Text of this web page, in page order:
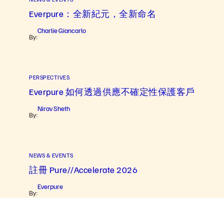
Everpure：全新紀元，全新命名
By:
Charlie Giancarlo
PERSPECTIVES
Everpure 如何透過供應不確定性保護客戶
By:
Nirav Sheth
NEWS & EVENTS
註冊 Pure//Accelerate 2026
By:
Everpure